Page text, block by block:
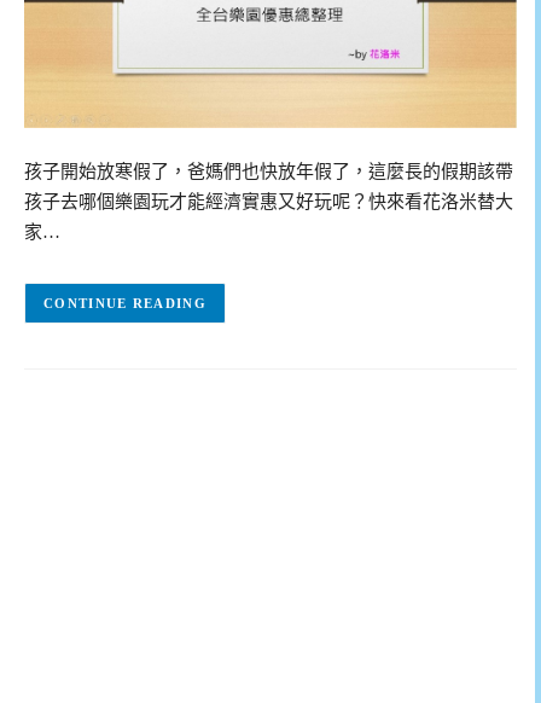
孩子開始放寒假了，爸媽們也快放年假了，這麼長的假期該帶
孩子去哪個樂園玩才能經濟實惠又好玩呢？快來看花洛米替大
家…
CONTINUE READING